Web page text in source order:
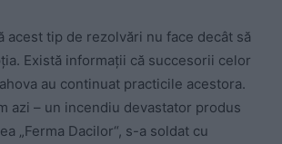
acest tip de rezolvări nu face decât să
Există informații că succesorii celor
au continuat practicile acestora.
azi – un incendiu devastator produs
„Ferma Dacilor“, s-a soldat cu